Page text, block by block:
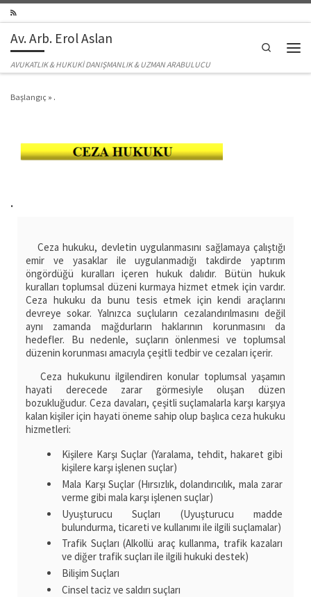
Av. Arb. Erol Aslan
AVUKATLIK & HUKUKİ DANIŞMANLIK & UZMAN ARABULUCU
Search
Başlangıç » .
.
Ceza hukuku, devletin uygulanmasını sağlamaya çalıştığı
emir ve yasaklar ile uygulanmadığı takdirde yaptırım
öngördüğü kuralları içeren hukuk dalıdır. Bütün hukuk
kuralları toplumsal düzeni kurmaya hizmet etmek için vardır.
Ceza hukuku da bunu tesis etmek için kendi araçlarını
devreye sokar. Yalnızca suçluların cezalandırılmasını değil
aynı zamanda mağdurların haklarının korunmasını da
hedefler. Bu nedenle, suçların önlenmesi ve toplumsal
düzenin korunması amacıyla çeşitli tedbir ve cezaları içerir.
Ceza hukukunu ilgilendiren konular toplumsal yaşamın
hayati derecede zarar görmesiyle oluşan düzen
bozukluğudur. Ceza davaları, çeşitli suçlamalarla karşı karşıya
kalan kişiler için hayati öneme sahip olup başlıca ceza hukuku
hizmetleri:
Kişilere Karşı Suçlar (Yaralama, tehdit, hakaret gibi
kişilere karşı işlenen suçlar)
Mala Karşı Suçlar (Hırsızlık, dolandırıcılık, mala zarar
verme gibi mala karşı işlenen suçlar)
Uyuşturucu Suçları (Uyuşturucu madde
bulundurma, ticareti ve kullanımı ile ilgili suçlamalar)
Trafik Suçları (Alkollü araç kullanma, trafik kazaları
ve diğer trafik suçları ile ilgili hukuki destek)
Bilişim Suçları
Cinsel taciz ve saldırı suçları